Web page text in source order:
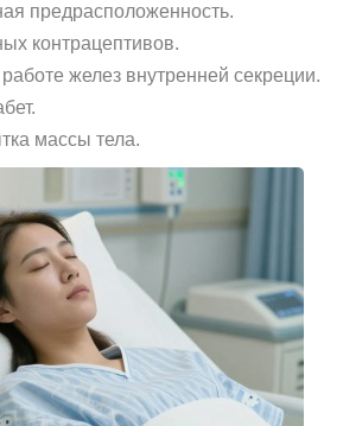
предрасположенность.
контрацептивов.
желез внутренней секреции.
массы тела.